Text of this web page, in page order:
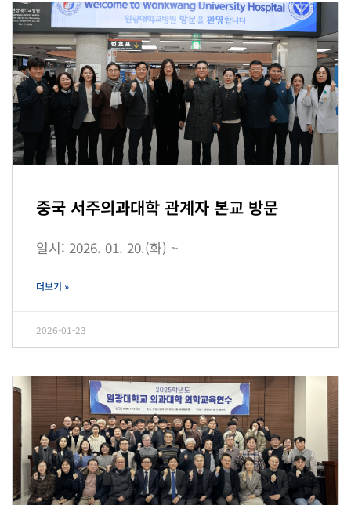
중국 서주의과대학 관계자 본교 방문
일시: 2026. 01. 20.(화) ~
더보기 »
2026-01-23